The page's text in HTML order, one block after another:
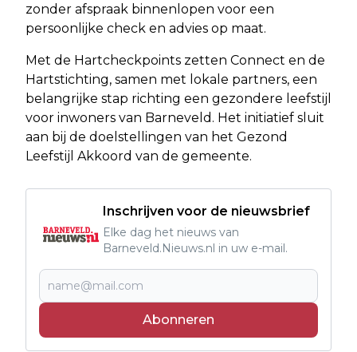
zonder afspraak binnenlopen voor een
persoonlijke check en advies op maat.
Met de Hartcheckpoints zetten Connect en de
Hartstichting, samen met lokale partners, een
belangrijke stap richting een gezondere leefstijl
voor inwoners van Barneveld. Het initiatief sluit
aan bij de doelstellingen van het Gezond
Leefstijl Akkoord van de gemeente.
Inschrijven voor de nieuwsbrief
Elke dag het nieuws van
Barneveld.Nieuws.nl in uw e-mail.
Abonneren